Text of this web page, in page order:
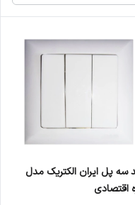
سه پل ایران الکتریک مدل
اقتصادی